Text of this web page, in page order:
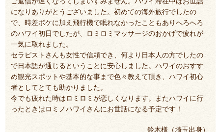
になりありがとうございました。初めての海外旅行でしたの
で、時差ボケに加え飛行機で眠れなかったこともありへろへろ
のハワイ初日でしたが、ロミロミマッサージのおかげで疲れが
一気に取れました。
セラピストさんも女性で信頼でき、何より日本人の方でしたの
で日本語が通じるということに安心しました。ハワイのおすす
め観光スポットや基本的な事まで色々教えて頂き、ハワイ初心
者としてとても助かりました。
今でも疲れた時はロミロミが恋しくなります。またハワイに行
ったときはロミノハワイさんにお世話になる予定です！
鈴木様（埼玉出身）